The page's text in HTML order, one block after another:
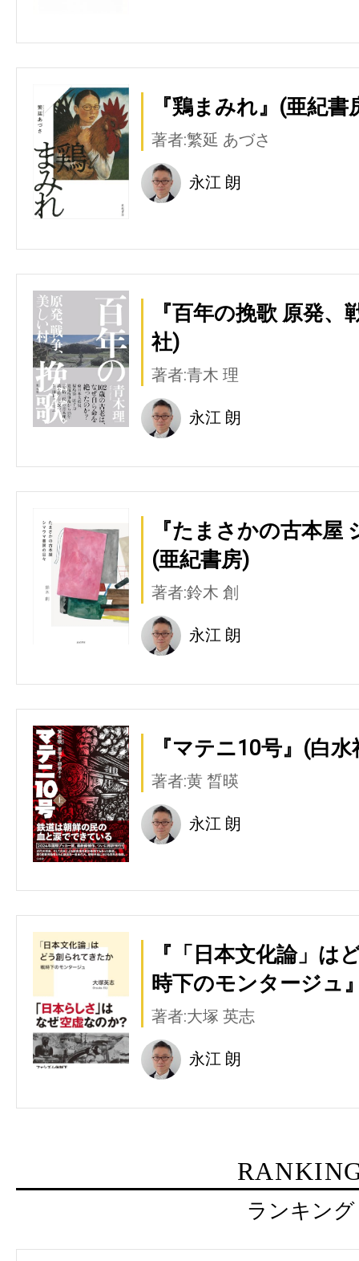
『鶏まみれ』(亜紀書
著者:繁延 あづさ
永江 朗
『百年の挽歌 原発
社)
著者:青木 理
永江 朗
『たまさかの古本屋
(亜紀書房)
著者:鈴木 創
永江 朗
『マテニ10号』(白水
著者:黄 晳暎
永江 朗
『「日本文化論」は
時下のモンタージュ
著者:大塚 英志
永江 朗
ランキング